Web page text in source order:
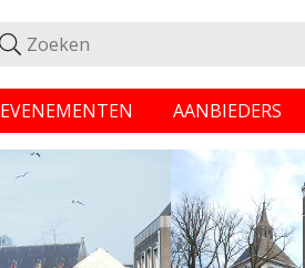
EVENEMENTEN AANBIEDERS